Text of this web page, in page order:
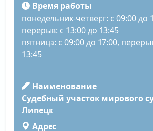
Время работы
понедельник-четверг: с 09:00 до
перерыв: с 13:00 до 13:45
пятница: с 09:00 до 17:00,
13:45
Наименование
Судебный участок мирового
Липецк
Адрес